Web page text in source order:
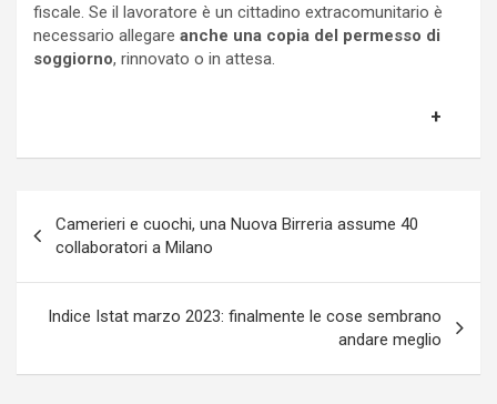
fiscale. Se il lavoratore è un cittadino extracomunitario è
necessario allegare anche una copia del permesso di
soggiorno, rinnovato o in attesa.
articoli
Camerieri e cuochi, una Nuova Birreria assume 40
collaboratori a Milano
Indice Istat marzo 2023: finalmente le cose sembrano
andare meglio